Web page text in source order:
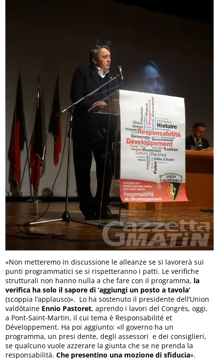
«Non metteremo in discussione le alleanze se si lavorerà sui
punti programmatici se si rispetteranno i patti. Le verifiche
strutturali non hanno nulla a che fare con il programma, la
verifica ha solo il sapore di ‘aggiungi un posto a tavola’
(scoppia l’applauso)». Lo ha sostenuto il presidente dell’Union
valdôtaine Ennio Pastoret, aprendo i lavori del Congrès, oggi,
a Pont-Saint-Martin, il cui tema è Responsabilité et
Développement. Ha poi aggiunto: «Il governo ha un
programma, un presi dente, degli assessori e dei consiglieri,
se qualcuno vuole azzerare la giunta che se ne prenda la
responsabilità.Che presentino una mozione di sfiducia».